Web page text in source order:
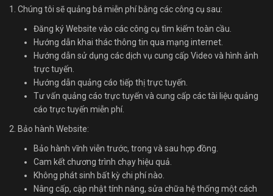
1. Chúng tôi sẽ quảng bá miễn phí bằng các công cụ sau:
Đăng ký Website vào các công cụ tìm kiếm toàn cầu.
Hướng dẫn khai thác thông tin qua mạng internet.
Hướng dẫn sử dụng các dịch vụ cung cấp Video và hình ảnh
trực tuyến.
Hướng dẫn quảng cáo tiếp thị trực tuyến.
Tư vấn quảng cáo trực tuyến và cung cấp các tài liệu quảng
cáo trực tuyến miễn phí.
2. Bảo hành Website:
Bảo hành vĩnh viễn trước, trong và sau hợp đồng.
Cam kết chương trình chạy hiệu quả.
Không phát sinh bất kỳ chi phí nào.
Nâng cấp, cập nhật tính năng, sửa chữa hệ thống một cách